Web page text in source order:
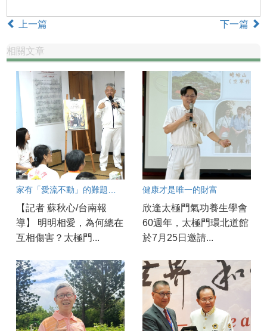
上一篇 下一篇
相關文章
【記者 蘇秋心/台南報
導】 明明相愛，為何總在
互相傷害？太極門...
健康才是唯一的財富
欣逢太極門氣功養生學會
60週年，太極門環北道館
於7月25日邀請...